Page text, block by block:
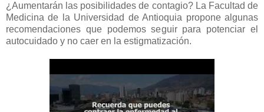
¿Aumentarán las posibilidades de contagio? La Facultad de
Medicina de la Universidad de Antioquia propone algunas
recomendaciones que podemos seguir para potenciar el
autocuidado y no caer en la estigmatización.